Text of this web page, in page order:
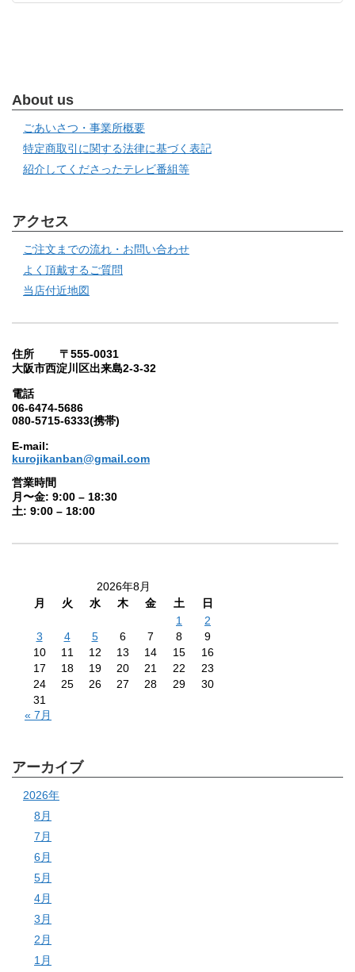
About us
ごあいさつ・事業所概要
特定商取引に関する法律に基づく表記
紹介してくださったテレビ番組等
アクセス
ご注文までの流れ・お問い合わせ
よく頂戴するご質問
当店付近地図
住所 〒555-0031
大阪市西淀川区出来島2-3-32
電話
06-6474-5686
080-5715-6333(携帯)
E-mail:
kurojikanban@gmail.com
営業時間
月〜金: 9:00 – 18:30
土: 9:00 – 18:00
2026年8月
月
火 水 木 金 土
日
1
2
3
4 5 6 7 8
9
10
11 12 13 14 15
16
17
18 19 20 21 22
23
24
25 26 27 28 29
30
31
« 7月
アーカイブ
2026年
8月
7月
6月
5月
4月
3月
2月
1月